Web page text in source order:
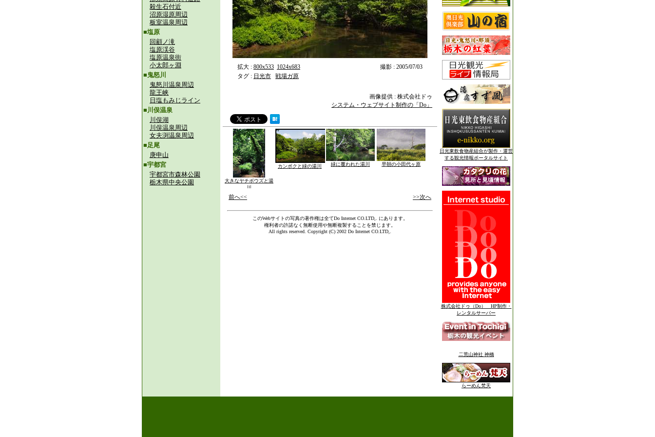
殺生石付近
沼原湿原周辺
板室温泉周辺
■塩原
回顧ノ滝
塩原渓谷
塩原温泉街
小太郎ヶ淵
■鬼怒川
鬼怒川温泉周辺
龍王峡
日塩もみじライン
■川俣温泉
川俣湖
川俣温泉周辺
女夫渕温泉周辺
■足尾
庚申山
■宇都宮
宇都宮市森林公園
栃木県中央公園
拡大 : 800x533 1024x683
撮影 : 2005/07/03
タグ : 日光市 戦場ガ原
画像提供 : 株式会社ドゥ
システム・ウェブサイト制作の「Do」
大きなヤチボウズと湯
川
カンボクと緑の湯川 緑に覆われた湯川 早朝の小田代ヶ原
前へ<< >>次へ
このWebサイトの写真の著作権は全てDo Internet CO.LTD,.
にあります。
権利者の許諾なく無断使用や無断複製することを禁じます。
All rights reserved. Copyright (C) 2002 Do Internet CO.LTD,.
日光東飲食物産組合が製作・運営
する観光情報ポータルサイト
株式会社ドゥ（Do） HP制作・
レンタルサーバー
二荒山神社 神橋
らーめん梵天